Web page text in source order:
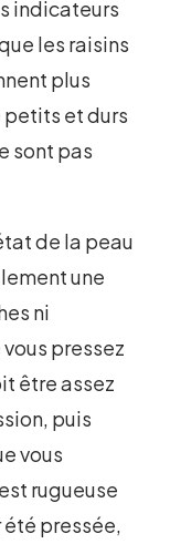
indicateurs
les raisins
plus
petits et durs
sont pas
de la peau
une
ni
pressez
être assez
puis
vous
rugueuse
pressée,